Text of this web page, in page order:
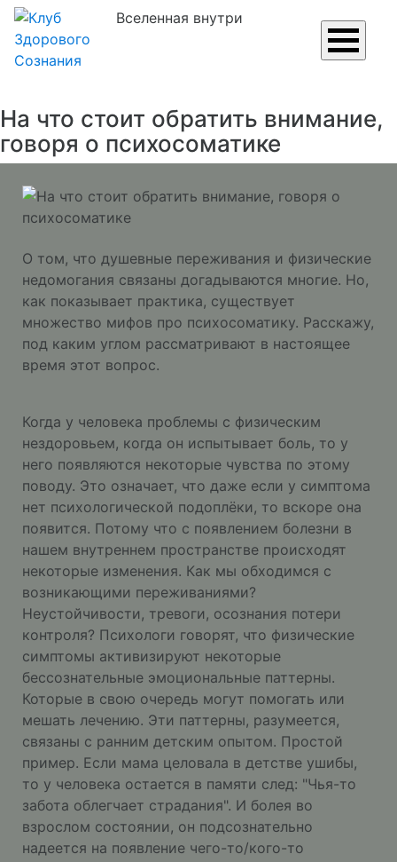
Вселенная внутри
На что стоит обратить внимание,
говоря о психосоматике
О том, что душевные переживания и физические
недомогания связаны догадываются многие. Но,
как показывает практика, существует
множество мифов про психосоматику. Расскажу,
под каким углом рассматривают в настоящее
время этот вопрос.
Когда у человека проблемы с физическим
нездоровьем, когда он испытывает боль, то у
него появляются некоторые чувства по этому
поводу. Это означает, что даже если у симптома
нет психологической подоплёки, то вскоре она
появится. Потому что с появлением болезни в
нашем внутреннем пространстве происходят
некоторые изменения. Как мы обходимся с
возникающими переживаниями?
Неустойчивости, тревоги, осознания потери
контроля? Психологи говорят, что физические
симптомы активизируют некоторые
бессознательные эмоциональные паттерны.
Которые в свою очередь могут помогать или
мешать лечению. Эти паттерны, разумеется,
связаны с ранним детским опытом. Простой
пример. Если мама целовала в детстве ушибы,
то у человека остается в памяти след: "Чья-то
забота облегчает страдания". И болея во
взрослом состоянии, он подсознательно
надеется на появление чего-то/кого-то